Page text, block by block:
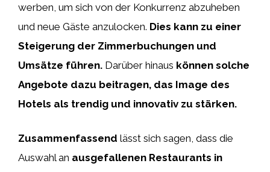
werben, um sich von der Konkurrenz abzuheben
und neue Gäste anzulocken. Dies kann zu einer
Steigerung der Zimmerbuchungen und
Umsätze führen. Darüber hinaus können solche
Angebote dazu beitragen, das Image des
Hotels als trendig und innovativ zu stärken.
Zusammenfassend lässt sich sagen, dass die
Auswahl an ausgefallenen Restaurants in